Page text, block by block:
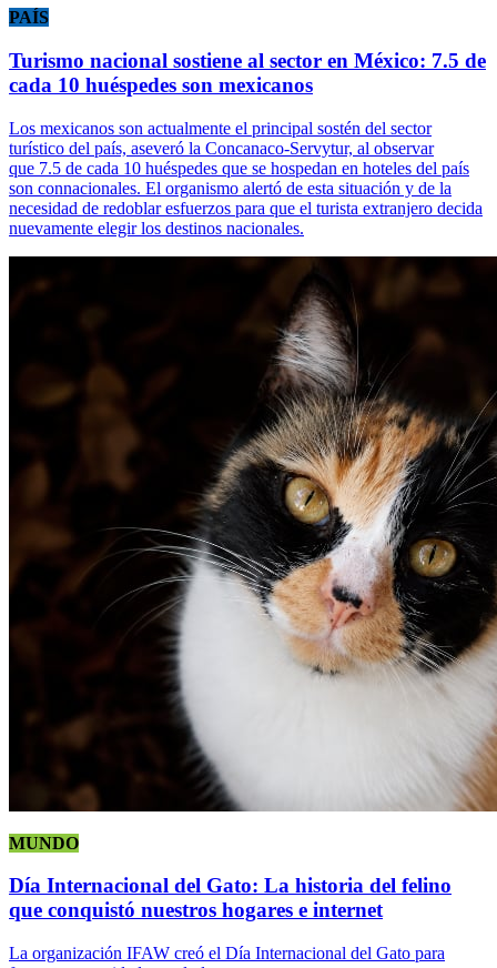
PAÍS
Turismo nacional sostiene al sector en México: 7.5 de
cada 10 huéspedes son mexicanos
Los mexicanos son actualmente el principal sostén del sector
turístico del país, aseveró la Concanaco-Servytur, al observar
que 7.5 de cada 10 huéspedes que se hospedan en hoteles del país
son connacionales. El organismo alertó de esta situación y de la
necesidad de redoblar esfuerzos para que el turista extranjero decida
nuevamente elegir los destinos nacionales.
MUNDO
Día Internacional del Gato: La historia del felino
que conquistó nuestros hogares e internet
La organización IFAW creó el Día Internacional del Gato para